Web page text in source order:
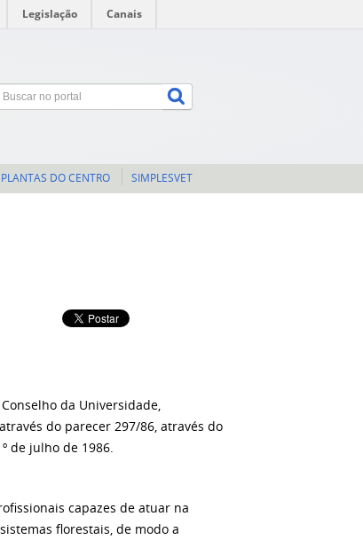
Legislação Canais
PLANTAS DO CENTRO SIMPLESVET
da Universidade,
do parecer 297/86, através do
de julho de 1986.
capazes de atuar na
florestais, de modo a